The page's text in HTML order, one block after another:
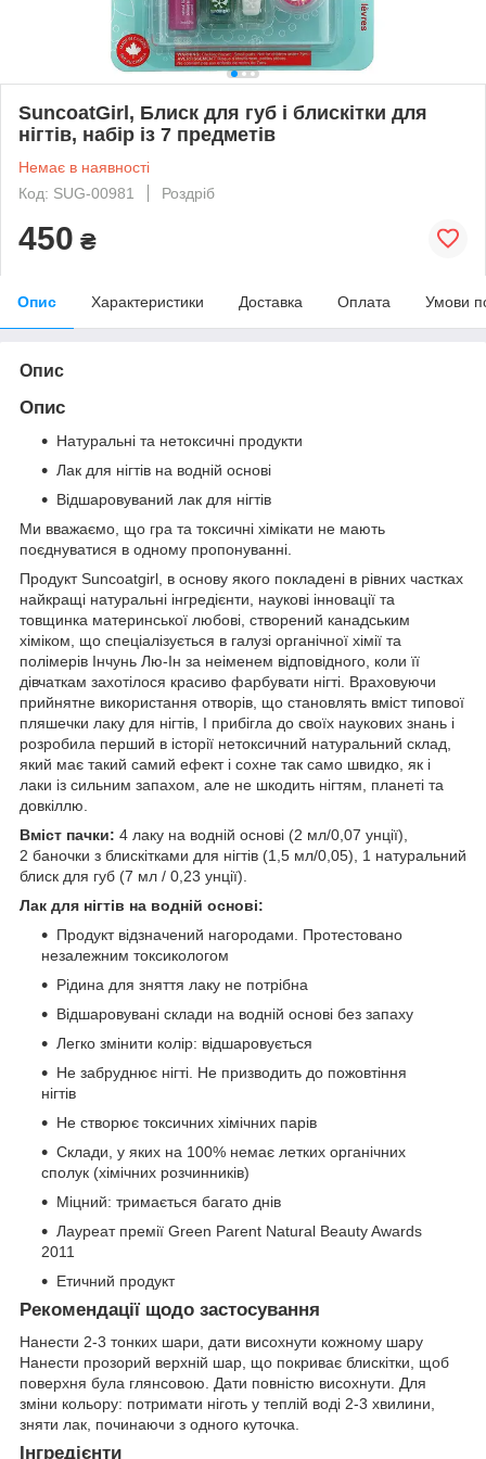
SuncoatGirl, Блиск для губ і блискітки для
нігтів, набір із 7 предметів
Немає в наявності
Код: SUG-00981
Роздріб
450 ₴
Опис Характеристики Доставка Оплата Умови
Опис
Опис
Натуральні та нетоксичні продукти
Лак для нігтів на водній основі
Відшаровуваний лак для нігтів
Ми вважаємо, що гра та токсичні хімікати не мають
поєднуватися в одному пропонуванні.
Продукт Suncoatgirl, в основу якого покладені в рівних частках
найкращі натуральні інгредієнти, наукові інновації та
товщинка материнської любові, створений канадським
хіміком, що спеціалізується в галузі органічної хімії та
полімерів Інчунь Лю-Ін за неіменем відповідного, коли її
дівчаткам захотілося красиво фарбувати нігті. Враховуючи
прийнятне використання отворів, що становлять вміст типової
пляшечки лаку для нігтів, І прибігла до своїх наукових знань і
розробила перший в історії нетоксичний натуральний склад,
який має такий самий ефект і сохне так само швидко, як і
лаки із сильним запахом, але не шкодить нігтям, планеті та
довкіллю.
Вміст пачки: 4 лаку на водній основі (2 мл/0,07 унції),
2 баночки з блискітками для нігтів (1,5 мл/0,05), 1 натуральний
блиск для губ (7 мл / 0,23 унції).
Лак для нігтів на водній основі:
Продукт відзначений нагородами. Протестовано
незалежним токсикологом
Рідина для зняття лаку не потрібна
Відшаровувані склади на водній основі без запаху
Легко змінити колір: відшаровується
Не забруднює нігті. Не призводить до пожовтіння
нігтів
Не створює токсичних хімічних парів
Склади, у яких на 100% немає летких органічних
сполук (хімічних розчинників)
Міцний: тримається багато днів
Лауреат премії Green Parent Natural Beauty Awards
2011
Етичний продукт
Рекомендації щодо застосування
Нанести 2-3 тонких шари, дати висохнути кожному шару
Нанести прозорий верхній шар, що покриває блискітки, щоб
поверхня була глянсовою. Дати повністю висохнути. Для
зміни кольору: потримати ніготь у теплій воді 2-3 хвилини,
зняти лак, починаючи з одного куточка.
Інгредієнти